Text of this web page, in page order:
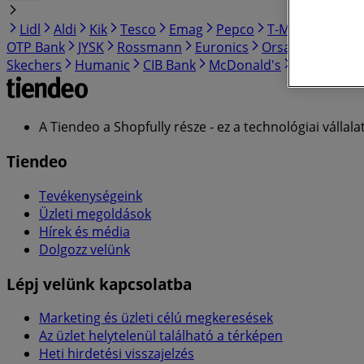
Lidl
Aldi Kik Tesco Emag Pepco T-Mobile
OTP Bank
JYSK Rossmann Euronics Orsay
Skechers
Humanic CIB Bank McDonald's
A Tiendeo a Shopfully része - ez a technológiai
Tiendeo
Tevékenységeink
Üzleti megoldások
Hírek és média
Dolgozz velünk
Lépj velünk kapcsolatba
Marketing és üzleti célú megkeresések
Az üzlet helytelenül található a térképen
Heti hirdetési visszajelzés